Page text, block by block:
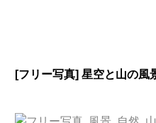
[フリー写真] 星空と山の風